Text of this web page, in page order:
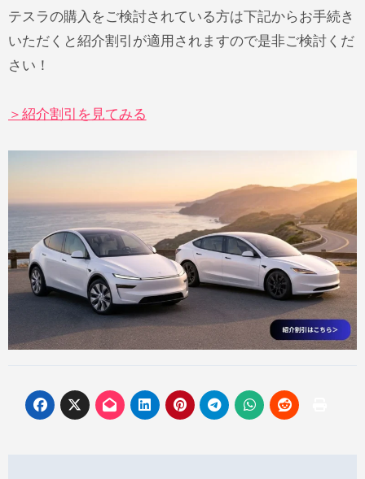
テスラの購入をご検討されている方は下記からお手続き
いただくと紹介割引が適用されますので是非ご検討くだ
さい！
＞紹介割引を見てみる